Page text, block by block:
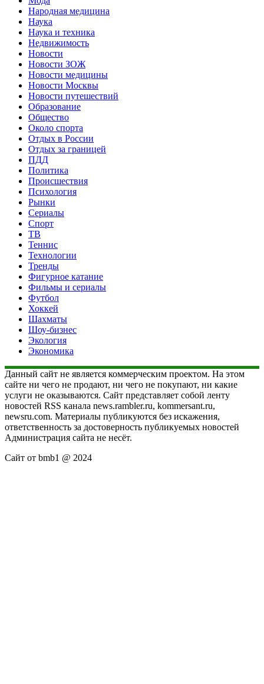
Народная медицина
Наука
Наука и техника
Недвижимость
Новости
Новости ЗОЖ
Новости медицины
Новости Москвы
Новости путешествий
Образование
Общество
Около спорта
Отдых в России
Отдых за границей
ПДД
Политика
Происшествия
Психология
Рынки
Сериалы
Спорт
ТВ
Теннис
Технологии
Тренды
Фигурное катание
Фильмы и сериалы
Футбол
Хоккей
Шахматы
Шоу-бизнес
Экология
Экономика
Данный сайт не является коммерческим проектом. На этом
сайте ни чего не продают, ни чего не покупают, ни какие
услуги не оказываются. Сайт представляет собой ленту
новостей RSS канала news.rambler.ru, kommersant.ru,
newsru.com. Материалы публикуются без искажения,
ответственность за достоверность публикуемых новостей
Администрация сайта не несёт.
Сайт от bmb1 @ 2024